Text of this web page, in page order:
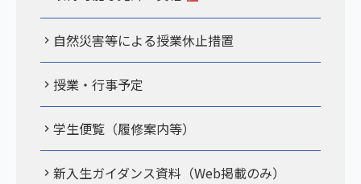
自然災害等による授業休止措置
授業・行事予定
学生便覧（履修案内等）
新入生ガイダンス資料（Web掲載のみ）